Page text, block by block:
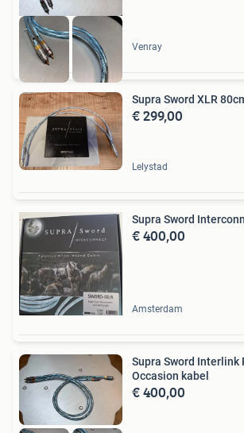
Venray
Supra Sword XLR
€ 299,00
Lelystad
Supra Sword
€ 400,00
Amsterdam
Supra Sword Interlink
Occasion kabel
€ 400,00